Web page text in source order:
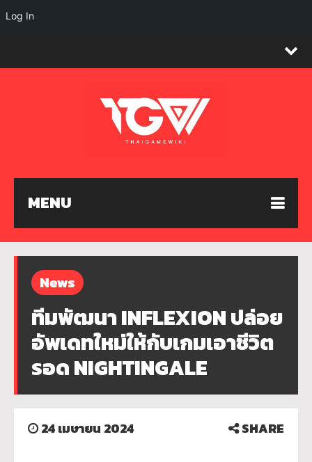
MENU
News
ทีมพัฒนา INFLEXION ปล่อย
อัพเดทใหม่ให้กับเกมเอาชีวิต
รอด NIGHTINGALE
24 เมษายน 2024 SHARE
Log In